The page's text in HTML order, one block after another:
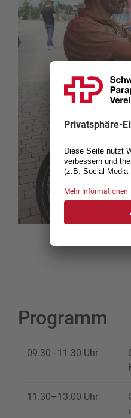
Programm
09.30–11.30 Uhr
11.30–13.00 Uhr